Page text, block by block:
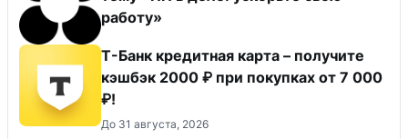
работу»
Т-Банк кредитная карта – получите
кэшбэк 2000 ₽ при покупках от 7 000
₽!
До 31 августа, 2026